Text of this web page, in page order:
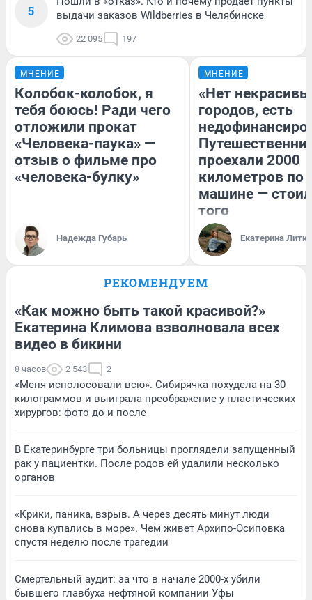
5
выдачи заказов Wildberries в Челябинске
22 095 197
МНЕНИЕ
Колобок-колобок, я
тебя боюсь! Ради чего
отложили прокат
«Человека-паука» —
отзыв о фильме про
«человека-булку»
Надежда Губарь
МНЕНИЕ
«Нет
городов, есть
проехали 2000
километров по
машине —
того
Екатерина
РЕКОМЕНДУЕМ
«Как можно быть такой красивой?»
Екатерина Климова взволновала всех
видео в бикини
8 часов 2 543 2
«Меня исполосовали всю». Сибирячка похудела на 30
килограммов и выиграла преображение у пластических
хирургов: фото до и после
В Екатеринбурге три больницы проглядели запущенный
рак у пациентки. После родов ей удалили несколько
органов
«Крики, паника, взрыв. А через десять минут люди
снова купались в море». Чем живет Архипо-Осиповка
спустя неделю после трагедии
Смертельный аудит: за что в начале 2000-х убили
бывшего главбуха нефтяной компании Уфы